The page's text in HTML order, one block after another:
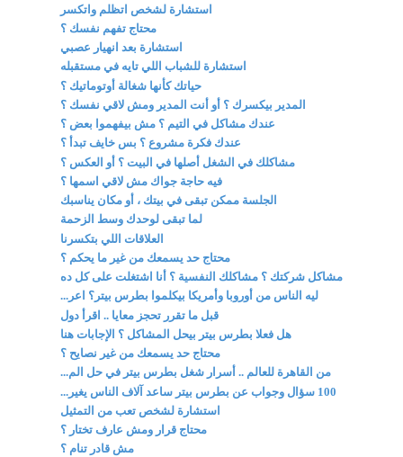
استشارة لشخص اتظلم واتكسر
محتاج تفهم نفسك ؟
استشارة بعد انهيار عصبي
استشارة للشباب اللي تايه في مستقبله
حياتك كأنها شغالة أوتوماتيك ؟
المدير بيكسرك ؟ أو أنت المدير ومش لاقي نفسك ؟
عندك مشاكل في التيم ؟ مش بيفهموا بعض ؟
عندك فكرة مشروع ؟ بس خايف تبدأ ؟
مشاكلك في الشغل أصلها في البيت ؟ أو العكس ؟
فيه حاجة جواك مش لاقي اسمها ؟
الجلسة ممكن تبقى في بيتك ، أو مكان يناسبك
لما تبقى لوحدك وسط الزحمة
العلاقات اللي بتكسرنا
محتاج حد يسمعك من غير ما يحكم ؟
مشاكل شركتك ؟ مشاكلك النفسية ؟ أنا اشتغلت على كل ده
ليه الناس من أوروبا وأمريكا بيكلموا بطرس بيتر؟ اعر...
قبل ما تقرر تحجز معايا .. اقرأ دول
هل فعلا بطرس بيتر بيحل المشاكل ؟ الإجابات هنا
محتاج حد يسمعك من غير نصايح ؟
من القاهرة للعالم .. أسرار شغل بطرس بيتر في حل الم...
100 سؤال وجواب عن بطرس بيتر ساعد آلاف الناس يغير...
استشارة لشخص تعب من التمثيل
محتاج قرار ومش عارف تختار ؟
مش قادر تنام ؟